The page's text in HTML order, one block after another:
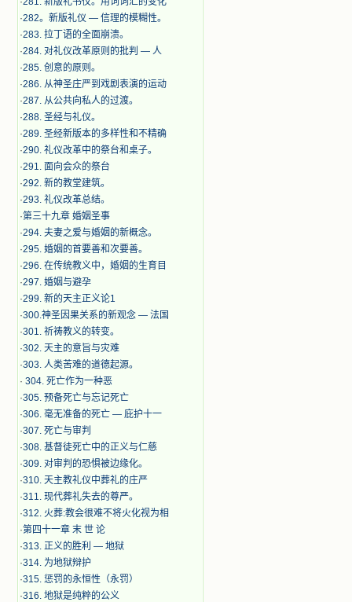
·282。新版礼仪 — 信理的模糊性。
·283. 拉丁语的全面崩溃。
·284. 对礼仪改革原则的批判 — 人
·285. 创意的原则。
·286. 从神圣庄严到戏剧表演的运动
·287. 从公共向私人的过渡。
·288. 圣经与礼仪。
·289. 圣经新版本的多样性和不精确
·290. 礼仪改革中的祭台和桌子。
·291. 面向会众的祭台
·292. 新的教堂建筑。
·293. 礼仪改革总结。
·第三十九章 婚姻圣事
·294. 夫妻之爱与婚姻的新概念。
·295. 婚姻的首要善和次要善。
·296. 在传统教义中，婚姻的生育目
·297. 婚姻与避孕
·299. 新的天主正义论1
·300.神圣因果关系的新观念 — 法国
·301. 祈祷教义的转变。
·302. 天主的意旨与灾难
·303. 人类苦难的道德起源。
· 304. 死亡作为一种恶
·305. 预备死亡与忘记死亡
·306. 毫无准备的死亡 — 庇护十一
·307. 死亡与审判
·308. 基督徒死亡中的正义与仁慈
·309. 对审判的恐惧被边缘化。
·310. 天主教礼仪中葬礼的庄严
·311. 现代葬礼失去的尊严。
·312. 火葬:教会很难不将火化视为相
·第四十一章 末 世 论
·313. 正义的胜利 — 地狱
·314. 为地狱辩护
·315. 惩罚的永恒性（永罚）
·316. 地狱是纯粹的公义